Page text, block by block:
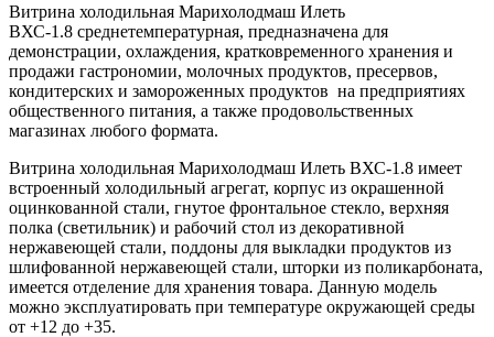
Витрина холодильная Марихолодмаш Илеть
ВХС-1.8 среднетемпературная, предназначена для
демонстрации, охлаждения, кратковременного хранения и
продажи гастрономии, молочных продуктов, пресервов,
кондитерских и замороженных продуктов на предприятиях
общественного питания, а также продовольственных
магазинах любого формата.
Витрина холодильная Марихолодмаш Илеть ВХС-1.8 имеет
встроенный холодильный агрегат, корпус из окрашенной
оцинкованной стали, гнутое фронтальное стекло, верхняя
полка (светильник) и рабочий стол из декоративной
нержавеющей стали, поддоны для выкладки продуктов из
шлифованной нержавеющей стали, шторки из поликарбоната,
имеется отделение для хранения товара. Данную модель
можно эксплуатировать при температуре окружающей среды
от +12 до +35.